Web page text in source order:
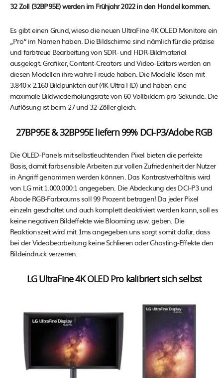
32 Zoll (32BP95E) werden im Frühjahr 2022 in den Handel kommen.
Es gibt einen Grund, wieso die neuen UltraFine 4K OLED Monitore ein
„Pro“ im Namen haben. Die Bildschirme sind nämlich für die präzise
und farbtreue Bearbeitung von SDR- und HDR-Bildmaterial
ausgelegt. Grafiker, Content-Creators und Video-Editors werden an
diesen Modellen ihre wahre Freude haben. Die Modelle lösen mit
3.840 x 2.160 Bildpunkten auf (4K Ultra HD) und haben eine
maximale Bildwiederholungsrate von 60 Vollbildern pro Sekunde. Die
Auflösung ist beim 27 und 32-Zöller gleich.
27BP95E & 32BP95E liefern 99% DCI-P3/Adobe RGB
Die OLED-Panels mit selbstleuchtenden Pixel bieten die perfekte
Basis, damit farbsensible Arbeiten zur vollen Zufriedenheit der Nutzer
in Angriff genommen werden können. Das Kontrastverhältnis wird
von LG mit 1.000.000:1 angegeben. Die Abdeckung des DCI-P3 und
Abode RGB-Farbraums soll 99 Prozent betragen! Da jeder Pixel
einzeln geschaltet und auch komplett deaktiviert werden kann, soll es
keine negativen Bildeffekte wie Blooming usw. geben. Die
Reaktionszeit wird mit 1ms angegeben uns sorgt somit dafür, dass
bei der Videobearbeitung keine Schlieren oder Ghosting-Effekte den
Bildeindruck verzerren.
LG UltraFine 4K OLED Pro kalibriert sich selbst